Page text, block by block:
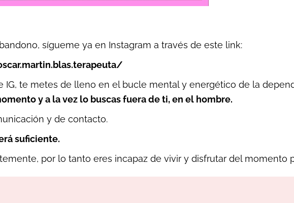
sígueme ya en Instagram a través de este link:
IG, te metes de lleno en el bucle mental y energético de la
y a la vez lo buscas fuera de ti, en el hombre.
y de contacto.
suficiente.
por lo tanto eres incapaz de vivir y disfrutar del momento